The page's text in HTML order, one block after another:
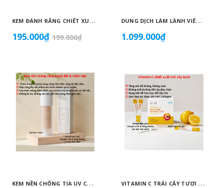
K
EM ĐÁNH RĂNG CHIẾT XUẤT THIÊN NHIÊN KHÔNG CHỨA FLORUA AN TOÀN DÀNH CHO TRẺ EM ( 50G) - ATOMY KID NATURAL TOOTHPASTE (NON FLUORIDE) - 애터미 키즈 내추럴 치약 - НАТУРАЛЬНАЯ ДЕТСКАЯ ЗУБНАЯ ПАСТА ATOMY
195.000₫ 199.000₫
K
EM NỀN CHỐNG TIA UV CỰC MẠNH SPF50+ PA++++, BÁM DÍNH CAO, KHÔNG VÓN CỤC, DƯỠNG ẨM VÀ DƯỠNG TRẮNG DA HOÀN HẢO NO.23 (MÀU BEIGE) - ATOMY BB ABSOLUTE 23 - 애터미 앱솔루트 BB - АТОМИ АБСОЛЮТ BB №23
D
UNG DỊCH LÀM LÀNH VIÊM LOÉT NIÊM MẠC DẠ DÀY, GIẢM ĐAU DẠ DÀY, DỨT ĐIỂM Ợ CHUA CHIẾT XUẤT NỤ HOA KIM NGÂN VỚI MẬT ONG (20ML X 30 GÓI) - ATOMY STOMACH HEALTH DAILY CARE - 애터미 위건강 데일리 케어 - ЕЖЕДНЕВНЫЙ УХОД ЗА ЗДОРОВЬЕМ ЖЕЛУДКА ATOMY
1.099.000₫
V
ITAMIN C TRÁI CÂY TƯƠI HÀM LƯỢNG CAO 2.000 MG CHỐNG OXY HOÁ BẢO VỆ TẾ BÀO, TĂNG HẤP THU SẮT, TĂNG SỨC ĐỀ KHÁNG, NGĂN NGỪA CẢM CÚM, GIÚP TỔNG HỢP COLLAGEN LÀM ĐẸP DA - ATOMY VITA MEGA COLOR VITAMIN C - 2.000MG - 애터미 비타메가컬러 비타민C - 2.000MG - АТОМИ ВИТА МЕГАКОЛОР ВИТАМИН С – 2000 МГ